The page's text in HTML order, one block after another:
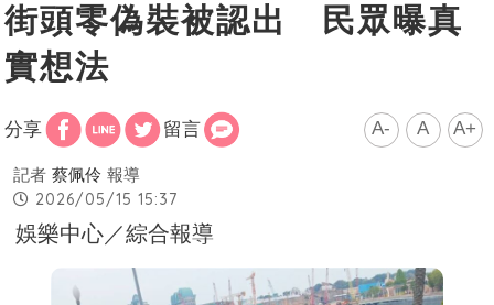
街頭零偽裝被認出 民眾曝真
實想法
分享 留言 A- A A+
記者 蔡佩伶 報導
2026/05/15 15:37
娛樂中心／綜合報導